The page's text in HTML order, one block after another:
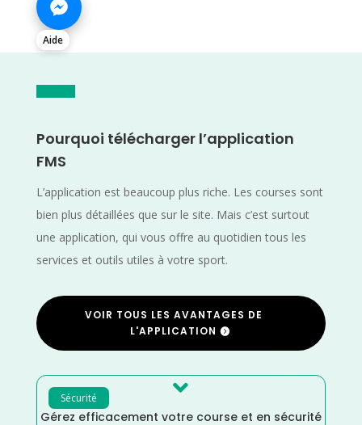
Aide
Pourquoi télécharger l’application
FMS
L’application est beaucoup plus riche. Les courses sont
bien plus détaillées que sur le site. Mais c’est surtout
une application, qui vous offre au quotidien tous les
services et outils utiles à votre sport.
VOIR TOUS LES AVANTAGES DE
L'APPLICATION
Sécurité 
Gérez efficacement votre course et en sécurité